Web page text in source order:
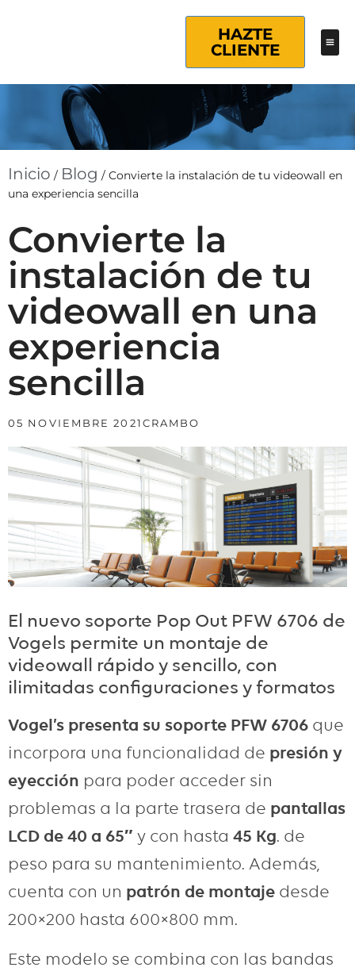
HAZTE
CLIENTE
Inicio / Blog / Convierte la instalación de tu videowall en
una experiencia sencilla
Convierte la
instalación de tu
videowall en una
experiencia
sencilla
05 NOVIEMBRE 2021CRAMBO
El nuevo soporte Pop Out PFW 6706 de
Vogels permite un montaje de
videowall rápido y sencillo, con
ilimitadas configuraciones y formatos
Vogel’s presenta su soporte PFW 6706 que
incorpora una funcionalidad de presión y
eyección para poder acceder sin
problemas a la parte trasera de pantallas
LCD de 40 a 65″ y con hasta 45 Kg. de
peso para su mantenimiento. Además,
cuenta con un patrón de montaje desde
200×200 hasta 600×800 mm.
Este modelo se combina con las bandas